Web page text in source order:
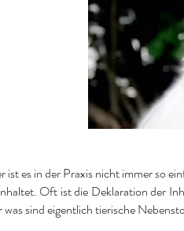
es in der Praxis nicht immer so
Oft ist die Deklaration der
sind eigentlich tierische